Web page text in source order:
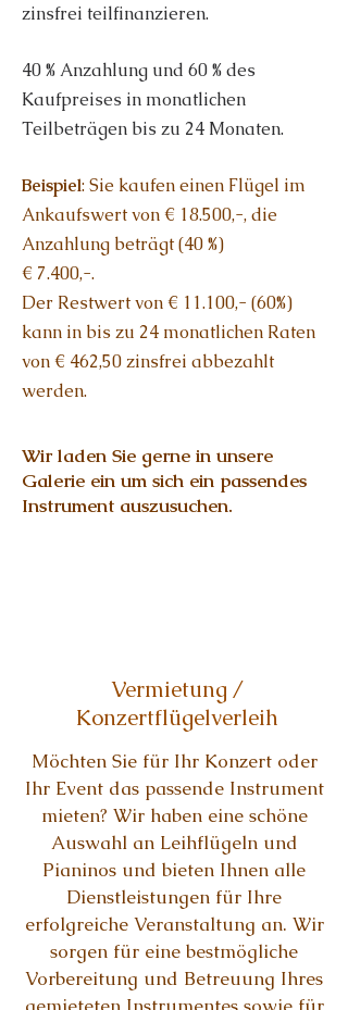
zinsfrei teilfinanzieren.
40 % Anzahlung und 60 % des
Kaufpreises in monatlichen
Teilbeträgen bis zu 24 Monaten.
Beispiel: Sie kaufen einen Flügel im
Ankaufswert von € 18.500,-, die
Anzahlung beträgt (40 %)
€ 7.400,-.
Der Restwert von € 11.100,- (60%)
kann in bis zu 24 monatlichen Raten
von € 462,50 zinsfrei abbezahlt
werden.
Wir laden Sie gerne in unsere
Galerie ein um sich ein passendes
Instrument auszusuchen.
Vermietung /
Konzertflügelverleih
Möchten Sie für Ihr Konzert oder
Ihr Event das passende Instrument
mieten? Wir haben eine schöne
Auswahl an Leihflügeln und
Pianinos und bieten Ihnen alle
Dienstleistungen für Ihre
erfolgreiche Veranstaltung an. Wir
sorgen für eine bestmögliche
Vorbereitung und Betreuung Ihres